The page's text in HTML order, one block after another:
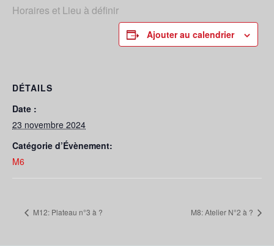
Horaires et Lieu à définir
Ajouter au calendrier
DÉTAILS
Date :
23 novembre 2024
Catégorie d’Évènement:
M6
M12: Plateau n°3 à ? M8: Atelier N°2 à ?